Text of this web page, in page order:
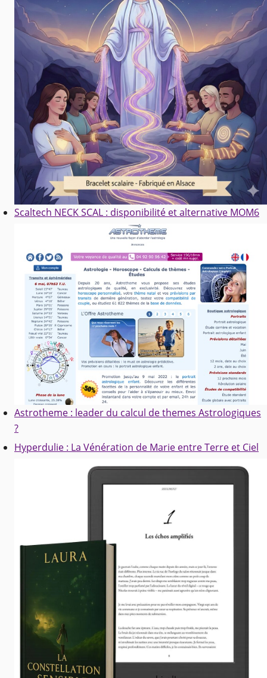
Scaltech NECK SCAL : disponibilité et alternative MOM6
Astrotheme : leader du calcul de themes Astrologiques
?
Hyperdulie : La Vénération de Marie entre Terre et Ciel